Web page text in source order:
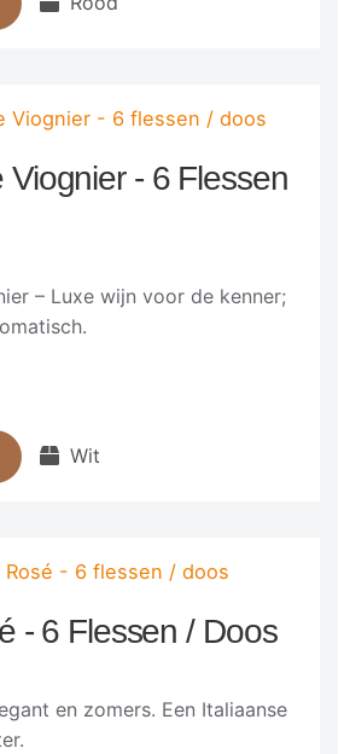
Viognier - 6 Flessen
– Luxe wijn voor de kenner;
Wit
- 6 Flessen / Doos
en zomers. Een Italiaanse